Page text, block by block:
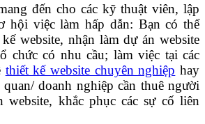
đến cho các kỹ thuật viên, lập
hội việc làm hấp dẫn: Bạn có thể
website, nhận làm dự án website
chức có nhu cầu; làm việc tại các
thiết kế website chuyên nghiệp hay
doanh nghiệp cần thuê người
website, khắc phục các sự cố liên